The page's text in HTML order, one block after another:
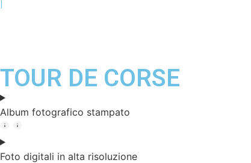
|
TOUR DE CORSE
Album fotografico stampato
Foto digitali in alta risoluzione